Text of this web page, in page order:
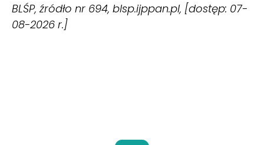
BLŚP, źródło nr 694, blsp.ijppan.pl, [dostęp: 07-
08-2026 r.]